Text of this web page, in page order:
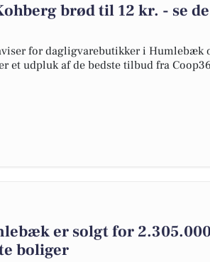
brød til 12 kr. - se
for dagligvarebutikker i Humlebæk
et udpluk af de bedste tilbud fra
er solgt for
boliger